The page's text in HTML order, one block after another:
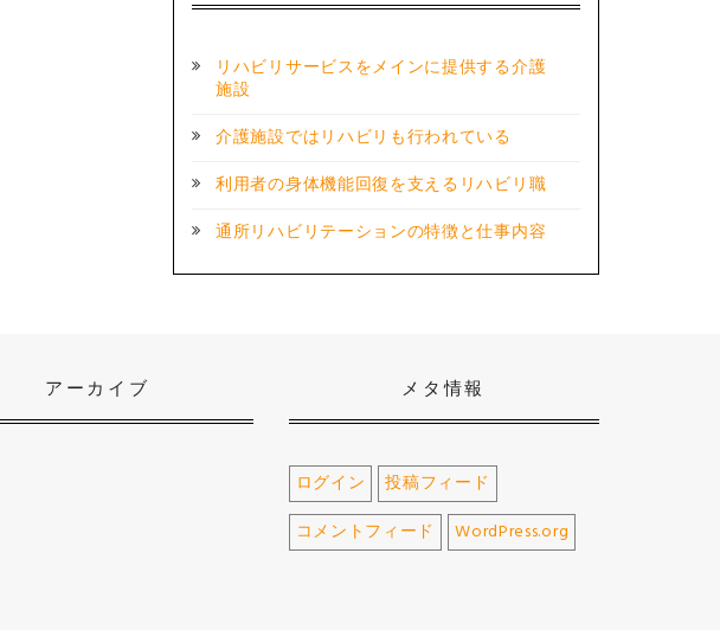
リハビリサービスをメインに提供する介護
施設
介護施設ではリハビリも行われている
利用者の身体機能回復を支えるリハビリ職
通所リハビリテーションの特徴と仕事内容
アーカイブ メタ情報
ログイン
投稿フィード
コメントフィード
WordPress.org